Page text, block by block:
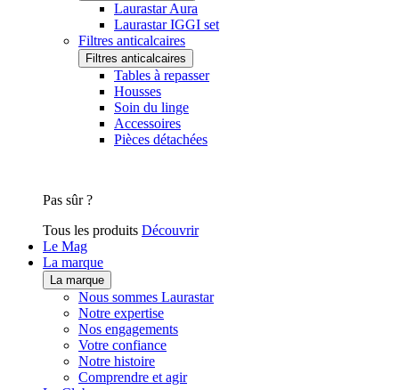
Laurastar Aura
Laurastar IGGI set
Filtres anticalcaires
Filtres anticalcaires
Tables à repasser
Housses
Soin du linge
Accessoires
Pièces détachées
Pas sûr ?
Tous les produits Découvrir
Le Mag
La marque
La marque
Nous sommes Laurastar
Notre expertise
Nos engagements
Votre confiance
Notre histoire
Comprendre et agir